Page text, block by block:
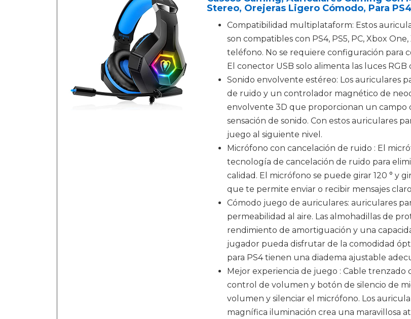
Stereo, Orejeras Ligero Cómodo, Para
Compatibilidad multiplataform: Estos
son compatibles con PS4, PS5, PC, Xbox
teléfono. No se requiere configuración para
El conector USB solo alimenta las luces
Sonido envolvente estéreo: Los auriculares
de ruido y un controlador magnético de
envolvente 3D que proporcionan un campo
sensación de sonido. Con estos auriculares
juego al siguiente nivel.
Micrófono con cancelación de ruido : El
tecnología de cancelación de ruido para
calidad. El micrófono se puede girar 120 ° y
que te permite enviar o recibir mensajes
Cómodo juego de auriculares: auriculares
permeabilidad al aire. Las almohadillas de
rendimiento de amortiguación y una
jugador pueda disfrutar de la comodidad
para PS4 tienen una diadema ajustable
Mejor experiencia de juego : Cable trenzado
control de volumen y botón de silencio de
volumen y silenciar el micrófono. Los
magnífica iluminación crea una maravillosa